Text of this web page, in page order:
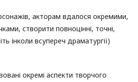
акторам вдалося окремими,
створити повноцінні, точні,
інколи всупереч драматургії)
окремі аспекти творчого